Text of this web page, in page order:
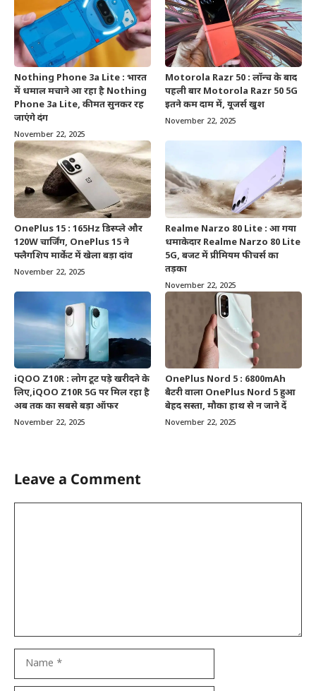
Nothing Phone 3a Lite : भारत
में धमाल मचाने आ रहा है Nothing
Phone 3a Lite, कीमत सुनकर रह
जाएंगे दंग
November 22, 2025
Motorola Razr 50 : लॉन्च के बाद
पहली बार Motorola Razr 50 5G
इतने कम दाम में, यूजर्स खुश
November 22, 2025
OnePlus 15 : 165Hz डिस्प्ले और
120W चार्जिंग, OnePlus 15 ने
फ्लैगशिप मार्केट में खेला बड़ा दांव
November 22, 2025
Realme Narzo 80 Lite : आ गया
धमाकेदार Realme Narzo 80 Lite
5G, बजट में प्रीमियम फीचर्स का
तड़का
November 22, 2025
iQOO Z10R : लोग टूट पड़े खरीदने के
लिए,iQOO Z10R 5G पर मिल रहा है
अब तक का सबसे बड़ा ऑफर
November 22, 2025
OnePlus Nord 5 : 6800mAh
बैटरी वाला OnePlus Nord 5 हुआ
बेहद सस्ता, मौका हाथ से न जाने दें
November 22, 2025
Leave a Comment